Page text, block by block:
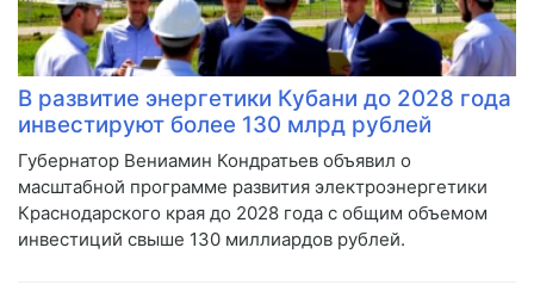
В развитие энергетики Кубани до 2028 года
инвестируют более 130 млрд рублей
Губернатор Вениамин Кондратьев объявил о
масштабной программе развития электроэнергетики
Краснодарского края до 2028 года с общим объемом
инвестиций свыше 130 миллиардов рублей.